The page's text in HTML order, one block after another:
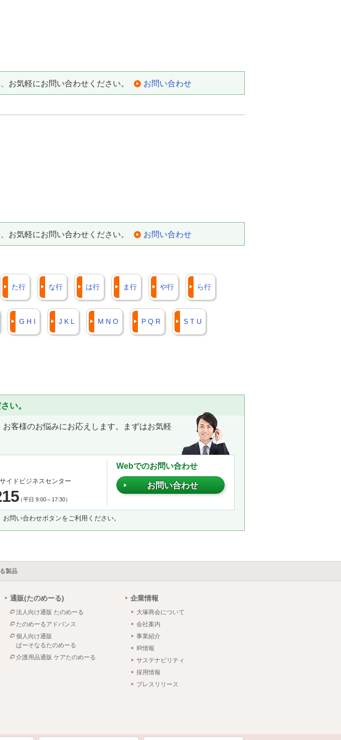
お気軽にお問い合わせください。 お問い合わせ
お気軽にお問い合わせください。 お問い合わせ
た行 な行 は行 ま行 や行 ら行
G H I J K L M N O P Q R S T U
い。
客様のお悩みにお応えします。まずはお気軽
イドビジネスセンター
（平日 9:00～17:30）
Webでのお問い合わせ
お問い合わせ
問い合わせボタンをご利用ください。
製品
通販(たのめーる)
法人向け通販 たのめーる
たのめーるアドバンス
個人向け通販
ぱーそなるたのめーる
介護用品通販 ケアたのめーる
企業情報
大塚商会について
会社案内
事業紹介
IR情報
サステナビリティ
採用情報
プレスリリース